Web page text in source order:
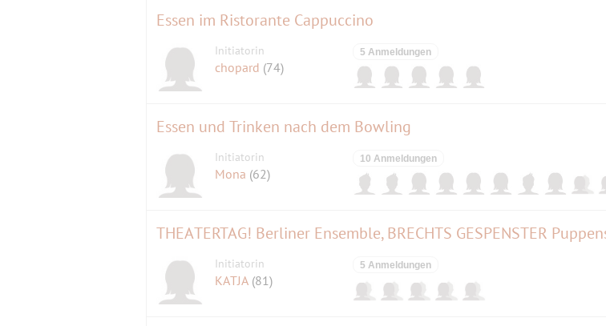
Essen im Ristorante Cappuccino
Initiatorin
chopard (74)
5 Anmeldungen
Essen und Trinken nach dem Bowling
Initiatorin
Mona (62)
10 Anmeldungen
THEATERTAG! Berliner Ensemble, BRECHTS GESPENSTER
Initiatorin
KATJA (81)
5 Anmeldungen